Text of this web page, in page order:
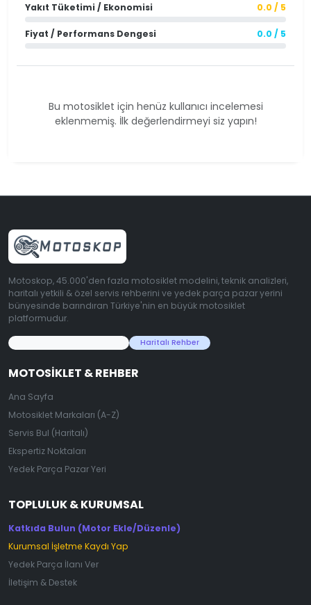
Yakıt Tüketimi / Ekonomisi 0.0 / 5
Fiyat / Performans Dengesi 0.0 / 5
Bu motosiklet için henüz kullanıcı incelemesi
eklenmemiş. İlk değerlendirmeyi siz yapın!
Motoskop, 45.000'den fazla motosiklet modelini, teknik analizleri,
haritalı yetkili & özel servis rehberini ve yedek parça pazar yerini
bünyesinde barındıran Türkiye'nin en büyük motosiklet
platformudur.
Haritalı Rehber
MOTOSIKLET & REHBER
Ana Sayfa
Motosiklet Markaları (A-Z)
Servis Bul (Haritalı)
Ekspertiz Noktaları
Yedek Parça Pazar Yeri
TOPLULUK & KURUMSAL
Katkıda Bulun (Motor Ekle/Düzenle)
Kurumsal İşletme Kaydı Yap
Yedek Parça İlanı Ver
İletişim & Destek